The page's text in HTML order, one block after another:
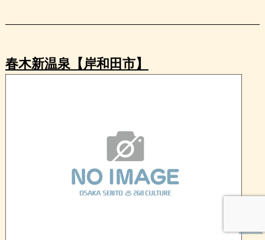
春木新温泉【岸和田市】